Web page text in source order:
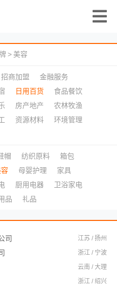
> 美容
招商加盟
金融服务
日用百货
食品餐饮
房产地产
农林牧渔
资源材料
环境管理
帽 纺织原料
箱包
母婴护理
家具
厨用电器
卫浴家电
品 礼品
司 江苏 / 扬州
浙江 / 宁波
云南 / 大理
浙江 / 绍兴